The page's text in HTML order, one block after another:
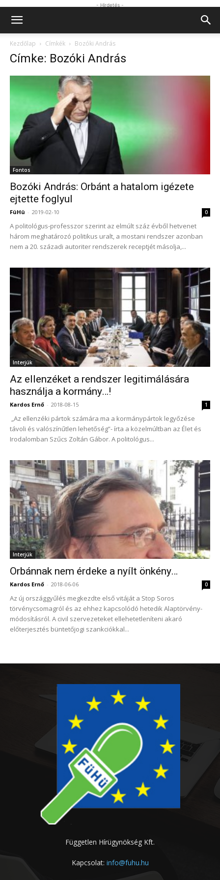
- Hirdetés -
Kezdőlap Címkék Bozóki András
Címke: Bozóki András
Fontos
Bozóki András: Orbánt a hatalom igézete
ejtette foglyul
FüHü - 2019-02-10 0
A politológus-professzor szerint az elmúlt száz évből hetvenet
három meghatározó politikus uralt, a mostani rendszer azonban
nem a 20. századi autoriter rendszerek receptjét másolja,...
Interjúk
Az ellenzéket a rendszer legitimálására
használja a kormány…!
Kardos Ernő - 2018-08-15 1
„Az ellenzéki pártok számára ma a kormánypártok legyőzése
távoli és valószínűtlen lehetőség”- írta a közelmúltban az Élet és
Irodalomban Szűcs Zoltán Gábor. A politológus...
Interjúk
Orbánnak nem érdeke a nyílt önkény…
Kardos Ernő - 2018-06-06 0
Az új országgyűlés megkezdte első vitáját a Stop Soros
törvénycsomagról és az ehhez kapcsolódó hetedik Alaptörvény-
módosításról. A civil szervezeteket ellehetetleníteni akaró
előterjesztés büntetőjogi szankciókkal...
Független Hírügynökség Kft.
Kapcsolat: info@fuhu.hu